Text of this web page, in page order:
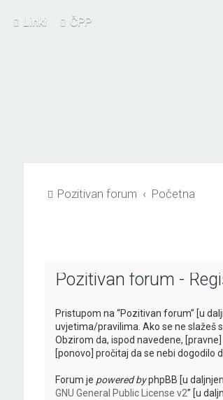
Linki ČPP
Pozitivan forum Početna
Pozitivan forum -
Pristupom na “Pozitivan forum” [u
uvjetima/pravilima. Ako se ne slažeš
Obzirom da, ispod navedene,
[ponovo] pročitaj da se nebi dogodilo
Forum je powered byphpBB [u
GNU General Public License v2” [u